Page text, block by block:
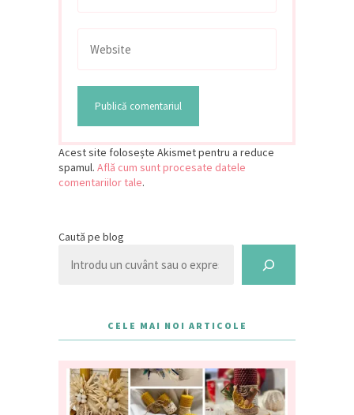
Acest site folosește Akismet pentru a reduce
spamul. Află cum sunt procesate datele
comentariilor tale.
Caută pe blog
CELE MAI NOI ARTICOLE